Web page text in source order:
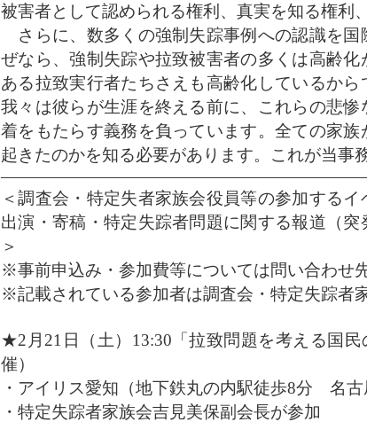
被害者として認められる権利、真実を知る権利
さらに、数多くの強制失踪事例への認識を
ぜなら、強制失踪や拉致被害者の多くは高齢
ある拉致実行者たちさえも高齢化しているか
我々は彼らが生涯を終える前に、これらの悲
着をもたらす義務を負っています。全ての家
起きたのかを知る必要があります。これが当事
＜調査会・特定失者家族会役員等の参加する
出演・寄稿・特定失踪者問題に関する報道（
＞
※事前申込み・参加費等については問い合わせ
※記載されている参加者は調査会・特定失踪者
★2月21日（土）13:30「拉致問題を考える国
催）
・アイリス愛知（地下鉄丸の内駅徒歩8分 名古
・特定失踪者家族会吉見美保副会長が参加